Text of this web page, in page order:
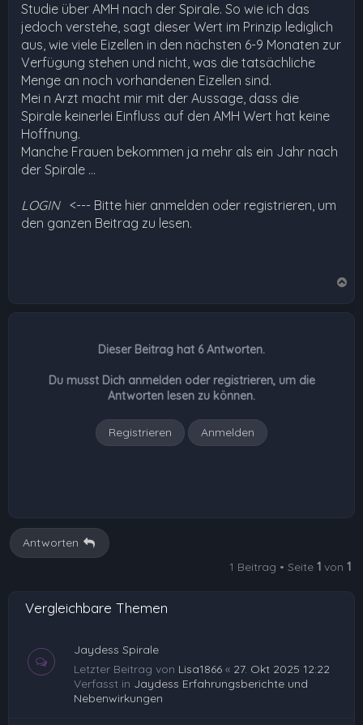
Studie über AMH nach der Spirale. So wie ich das
jedoch verstehe, sagt dieser Wert im Prinzip lediglich
aus, wie viele Eizellen in den nächsten 6-9 Monaten zur
Verfügung stehen und nicht, was die tatsächliche
Menge an noch vorhandenen Eizellen sind.
Mei n Arzt macht mir mit der Aussage, dass die
Spirale keinerlei Einfluss auf den AMH Wert hat keine
Hoffnung.
Manche Frauen bekommen ja mehr als ein Jahr nach
der Spirale …
LOGIN <--- Bitte hier anmelden oder registrieren, um
den ganzen Beitrag zu lesen.
Dieser Beitrag hat 6Antworten.
Du musst Dich anmelden oder registrieren, um die
Antworten lesen zu können.
Registrieren Anmelden
Antworten
1 Beitrag • Seite 1 von 1
Vergleichbare Themen
Jaydess Spirale
Letzter Beitrag von Lisa1866 « 27. Okt 2025 12:22
Verfasst in Jaydess Erfahrungsberichte und
Nebenwirkungen